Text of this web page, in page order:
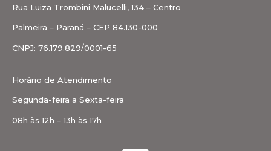
Rua Luiza Trombini Malucelli, 134 – Centro
Palmeira – Paraná – CEP 84.130-000
CNPJ: 76.179.829/0001-65
Horário de Atendimento
Segunda-feira a Sexta-feira
08h às 12h – 13h às 17h